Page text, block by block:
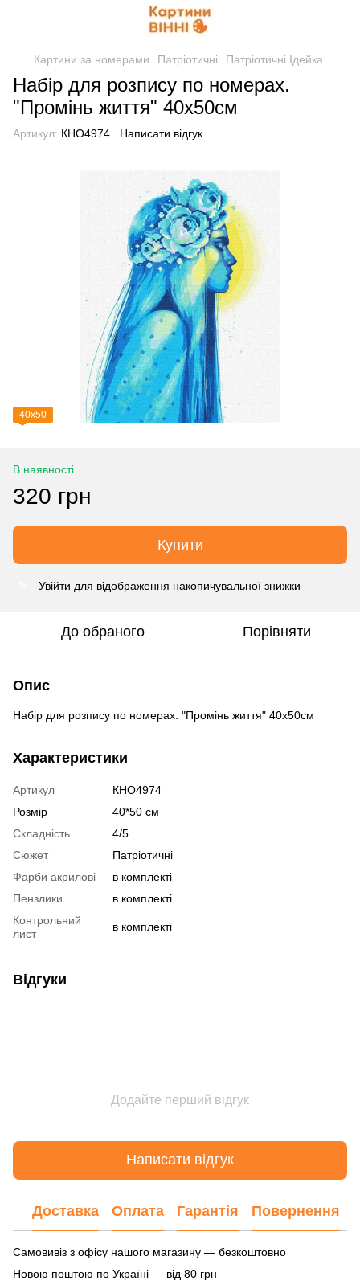
Картини за номерами Патріотичні Патріотичні Ідейка
Набір для розпису по номерах.
"Промінь життя" 40х50см
Артикул: КНО4974 Написати відгук
40х50
В наявності
320 грн
Купити
Увійти для відображення накопичувальної знижки
До обраного Порівняти
Опис
Набір для розпису по номерах. "Промінь життя" 40х50см
Характеристики
Артикул
КНО4974
Розмір
40*50 см
Складність
4/5
Сюжет
Патріотичні
Фарби акрилові
в комплекті
Пензлики
в комплекті
Контрольний
лист
в комплекті
Відгуки
Додайте перший відгук
Написати відгук
Доставка Оплата Гарантія Повернення
Самовивіз з офісу нашого магазину — безкоштовно
Новою поштою по Україні — від 80 грн